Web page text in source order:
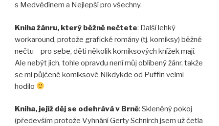
s Medvědínem a Nejlepší pro všechny.
Kniha žánru, který běžně nečtete: Další lehký
workaround, protože grafické romány (tj. komiksy) běžně
nečtu – pro sebe, děti několik komiksových knížek mají.
Ale nebýt jich, tohle opravdu není můj oblíbený žánr, takže
se mi půjčené komiksové Nikdykde od Puffin velmi
hodilo
Kniha, jejíž děj se odehrává v Brně: Skleněný pokoj
(především protože Vyhnání Gerty Schnirch jsem už četla